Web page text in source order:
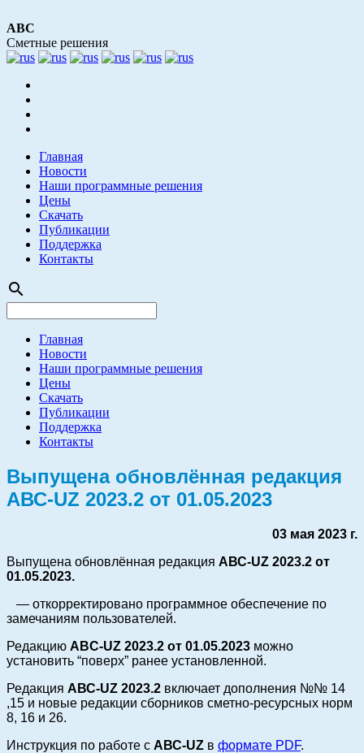
АВС
Сметные решения
Главная
Новости
Наши программные решения
Цены
Скачать
Публикации
Поддержка
Контакты
search
Главная
Новости
Наши программные решения
Цены
Скачать
Публикации
Поддержка
Контакты
Выпущена обновлённая редакция
АВС-UZ 2023.2 от 01.05.2023
03 мая 2023 г.
Выпущена обновлённая редакция АВС-UZ 2023.2 от
01.05.2023.
— откорректировано программное обеспечение по
замечаниям пользователей.
Редакцию ABC-UZ 2023.2 от 01.05.2023 можно
установить “поверх” ранее установленной.
Редакция АВС-UZ 2023.2 включает дополнения №№ 14
,15 и новые редакции сборников сметно-ресурсных норм
8, 16 и 26.
Инструкция по работе с АВС-UZ в формате PDF.